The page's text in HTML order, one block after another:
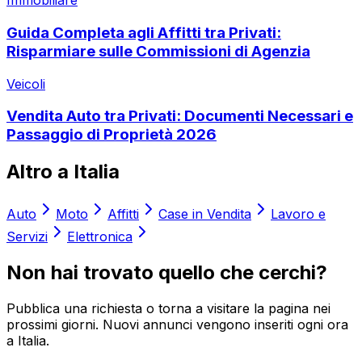
Guida Completa agli Affitti tra Privati:
Risparmiare sulle Commissioni di Agenzia
Veicoli
Vendita Auto tra Privati: Documenti Necessari e
Passaggio di Proprietà 2026
Altro a Italia
Auto Moto Affitti Case in Vendita
Lavoro e
Servizi
Elettronica
Non hai trovato quello che cerchi?
Pubblica una richiesta o torna a visitare la pagina nei
prossimi giorni. Nuovi annunci vengono inseriti ogni ora
a Italia.